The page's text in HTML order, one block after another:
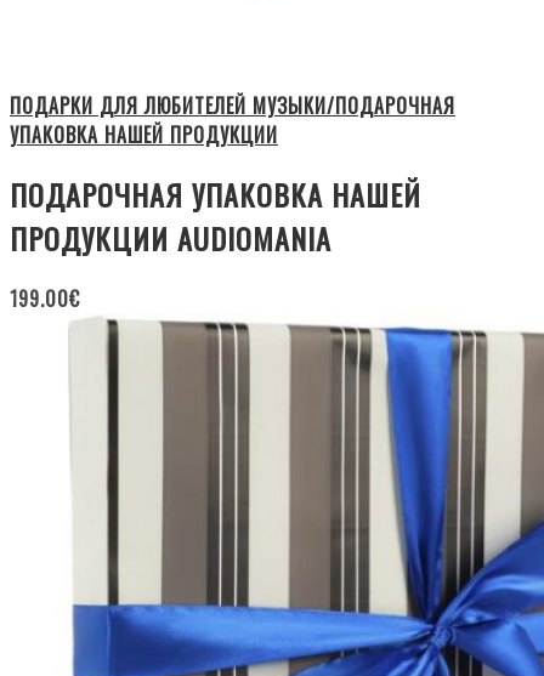
ПОДАРКИ ДЛЯ ЛЮБИТЕЛЕЙ МУЗЫКИ/ПОДАРОЧНАЯ
УПАКОВКА НАШЕЙ ПРОДУКЦИИ
ПОДАРОЧНАЯ УПАКОВКА НАШЕЙ
ПРОДУКЦИИ AUDIOMANIA
199.00€